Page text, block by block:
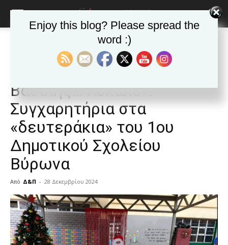
ΒΥΡΩΝΑΣ Τα νέα της Πόλης
ΒΥΡΩΝΑΣ: «Ο Άγιος
Βασίλης… Κόκαλο».
Συγχαρητήρια στα
«δευτεράκια» του 1ου
Δημοτικού Σχολείου
Βύρωνα
Από Δ&Π - 28 Δεκεμβρίου 2024
blonde
lesbians
very
hot
cam
Enjoy this blog? Please spread the
word :)